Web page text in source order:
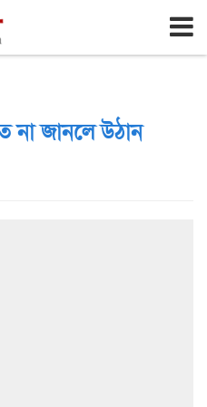
শ্রাবণ ১৪৩৩
না জানলে উঠান